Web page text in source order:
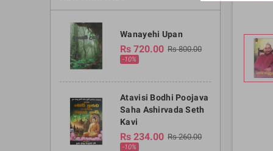
Wanayehi Upan
Rs 720.00 Rs 800.00
-10%
Atavisi Bodhi Poojava
Saha Ashirvada Seth
Kavi
Rs 234.00 Rs 260.00
-10%